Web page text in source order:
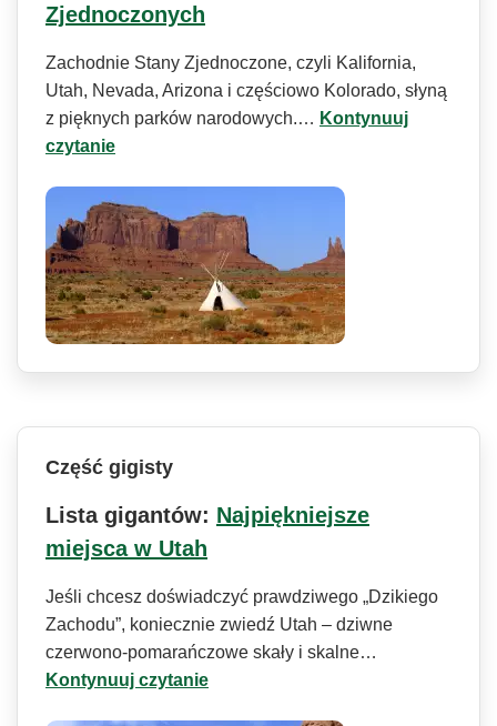
Zjednoczonych
Zachodnie Stany Zjednoczone, czyli Kalifornia,
Utah, Nevada, Arizona i częściowo Kolorado, słyną
z pięknych parków narodowych.… Kontynuuj
czytanie
Część gigisty
Lista gigantów: Najpiękniejsze
miejsca w Utah
Jeśli chcesz doświadczyć prawdziwego „Dzikiego
Zachodu”, koniecznie zwiedź Utah – dziwne
czerwono-pomarańczowe skały i skalne…
Kontynuuj czytanie